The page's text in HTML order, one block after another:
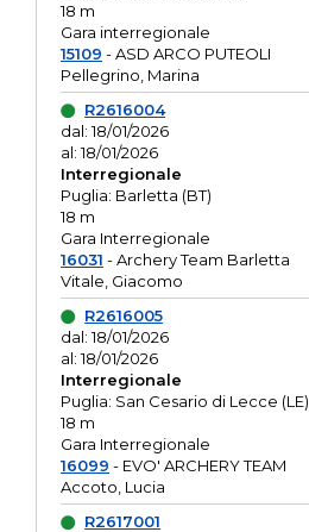
18 m
Gara interregionale
15109 - ASD ARCO PUTEOLI
Pellegrino, Marina
R2616004
dal: 18/01/2026
al: 18/01/2026
Interregionale
Puglia: Barletta (BT)
18 m
Gara Interregionale
16031 - Archery Team Barletta
Vitale, Giacomo
R2616005
dal: 18/01/2026
al: 18/01/2026
Interregionale
Puglia: San Cesario di Lecce (LE)
18 m
Gara Interregionale
16099 - EVO' ARCHERY TEAM
Accoto, Lucia
R2617001